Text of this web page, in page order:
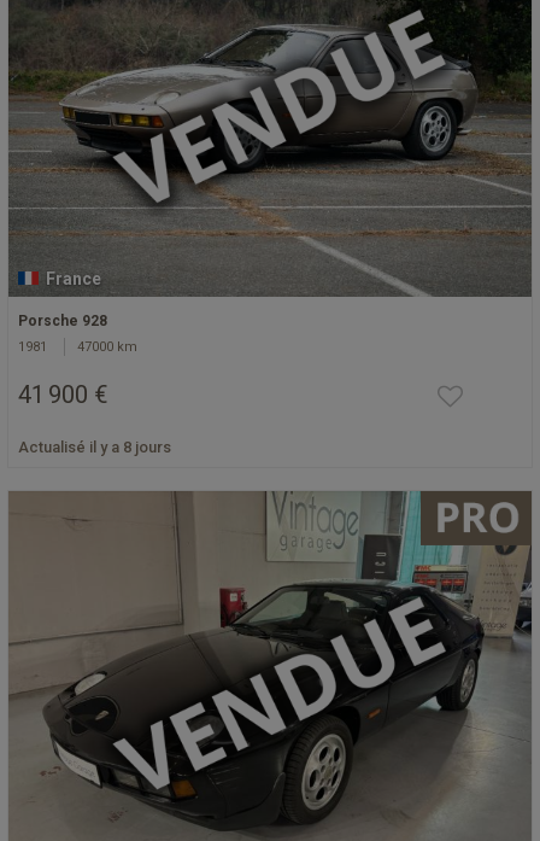
France
Porsche 928
1981 47000 km
41 900 €
Actualisé il y a 8 jours